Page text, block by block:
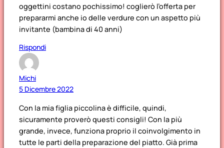
oggettini costano pochissimo! coglierò l’offerta per
prepararmi anche io delle verdure con un aspetto più
invitante (bambina di 40 anni)
Rispondi
Michi
5 Dicembre 2022
Con la mia figlia piccolina è difficile, quindi,
sicuramente proverò questi consigli! Con la più
grande, invece, funziona proprio il coinvolgimento in
tutte le parti della preparazione del piatto. Già prima